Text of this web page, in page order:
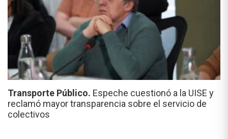
Transporte Público. Espeche cuestionó a la UISE y
reclamó mayor transparencia sobre el servicio de
colectivos